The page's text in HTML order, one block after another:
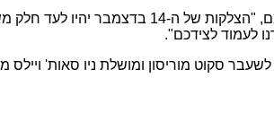
ה-14 בדצמבר יהיו לעד ח לק
לעמוד לצידכם".
סקוט מוריסון ומושלת ניו סאות'